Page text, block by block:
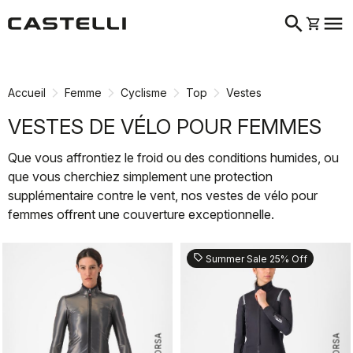
directement
navigation
directement
search shopping_cart menu
Accueil Femme Cyclisme Top Vestes
VESTES DE VÉLO POUR FEMMES
Que vous affrontiez le froid ou des conditions humides, ou
que vous cherchiez simplement une protection
supplémentaire contre le vent, nos vestes de vélo pour
femmes offrent une couverture exceptionnelle.
sell Summer Sale 25% Off